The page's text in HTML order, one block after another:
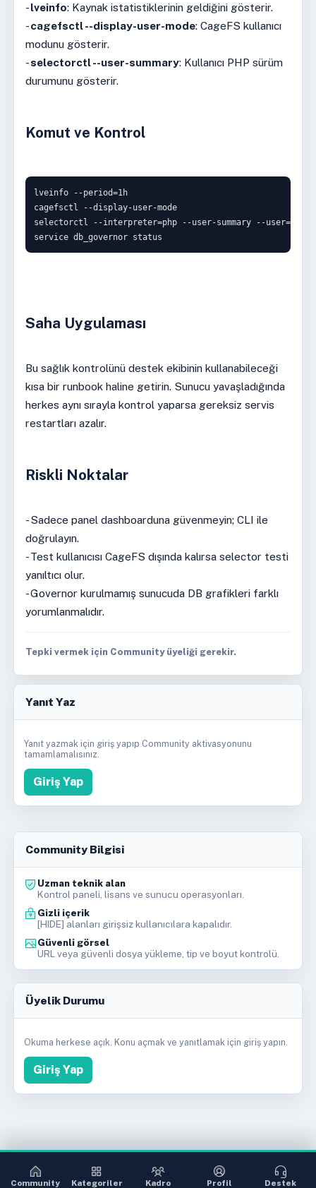
Community Kategoriler Kadro Profil Destek
-lveinfo: Kaynak istatistiklerinin geldiğini gösterir.
-cagefsctl --display-user-mode: CageFS kullanıcı
modunu gösterir.
-selectorctl --user-summary: Kullanıcı PHP sürüm
durumunu gösterir.
Komut ve Kontrol
lveinfo --period=1h
cagefsctl --display-user-mode
selectorctl --interpreter=php --user-summary --
service db_governor status
Saha Uygulaması
Bu sağlık kontrolünü destek ekibinin kullanabileceği
kısa bir runbook haline getirin. Sunucu yavaşladığında
herkes aynı sırayla kontrol yaparsa gereksiz servis
restartları azalır.
Riskli Noktalar
- Sadece panel dashboarduna güvenmeyin; CLI ile
doğrulayın.
- Test kullanıcısı CageFS dışında kalırsa selector testi
yanıltıcı olur.
- Governor kurulmamış sunucuda DB grafikleri farklı
yorumlanmalıdır.
Tepki vermek için Community üyeliği gerekir.
Yanıt Yaz
Yanıt yazmak için giriş yapıp Community aktivasyonunu
tamamlamalısınız.
Giriş Yap
Community Bilgisi
Uzman teknik alan
Kontrol paneli, lisans ve sunucu operasyonları.
Gizli içerik
[HIDE] alanları girişsiz kullanıcılara kapalıdır.
Güvenli görsel
URL veya güvenli dosya yükleme, tip ve boyut kontrolü.
Üyelik Durumu
Okuma herkese açık. Konu açmak ve yanıtlamak için giriş yapın.
Giriş Yap